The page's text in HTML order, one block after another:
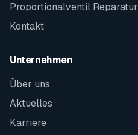
Proportionalventil Reparatur
Kontakt
Unternehmen
Über uns
Aktuelles
Karriere